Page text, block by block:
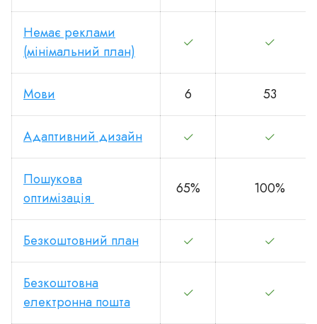
Немає реклами
(мінімальний план)
Мови 6 53
Адаптивний дизайн
Пошукова
оптимізація
65% 100%
Безкоштовний план
Безкоштовна
електронна пошта